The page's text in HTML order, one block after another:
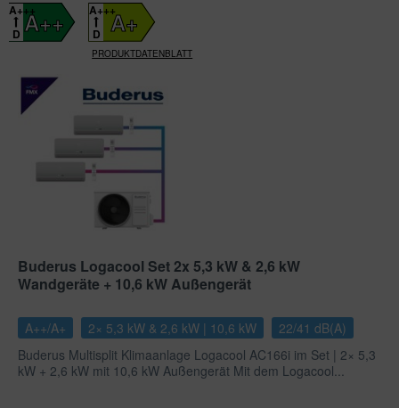
A++
A+++
D
A+
A+++
D
PRODUKTDATENBLATT
Buderus Logacool Set 2x 5,3 kW & 2,6 kW
Wandgeräte + 10,6 kW Außengerät
A++/A+ 2× 5,3 kW & 2,6 kW | 10,6 kW
22/41 dB(A)
Buderus Multisplit Klimaanlage Logacool AC166i im Set | 2× 5,3
kW + 2,6 kW mit 10,6 kW Außengerät Mit dem Logacool...